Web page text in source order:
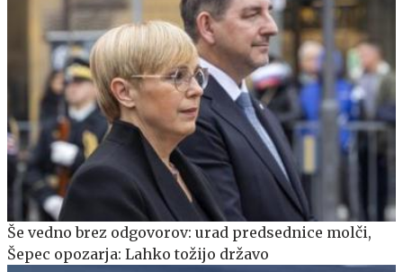
Še vedno brez odgovorov: urad predsednice molči,
Šepec opozarja: Lahko tožijo državo